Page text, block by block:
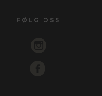
FØLG OSS